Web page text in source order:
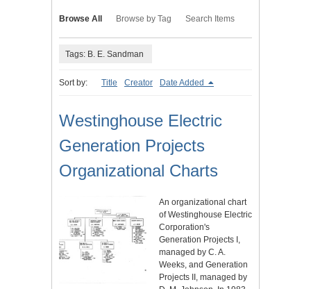
Browse All Browse by Tag Search Items
Tags: B. E. Sandman
Sort by: Title Creator Date Added
Westinghouse Electric
Generation Projects
Organizational Charts
An organizational chart
of Westinghouse Electric
Corporation's
Generation Projects I,
managed by C. A.
Weeks, and Generation
Projects II, managed by